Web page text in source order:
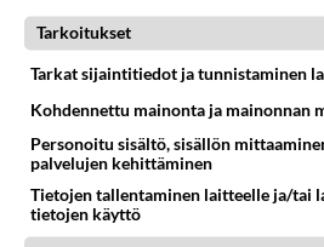
ja kolmas täyi mahdottomuus.
kokonaisuus ja moni asia
nykyään olla. Heiltä puuttuu,
tavannut totaalinen
vaivoihin. Saa vaikutelman
politikot ovat net jotka
tekevät. Nyt kun tänne
Tarkoitukset
Tarkat sijaintitiedot ja tunnistaminen
Kohdennettu mainonta ja mainonnan
Personoitu sisältö, sisällön
palvelujen kehittäminen
Tietojen tallentaminen laitteelle ja/tai
tietojen käyttö